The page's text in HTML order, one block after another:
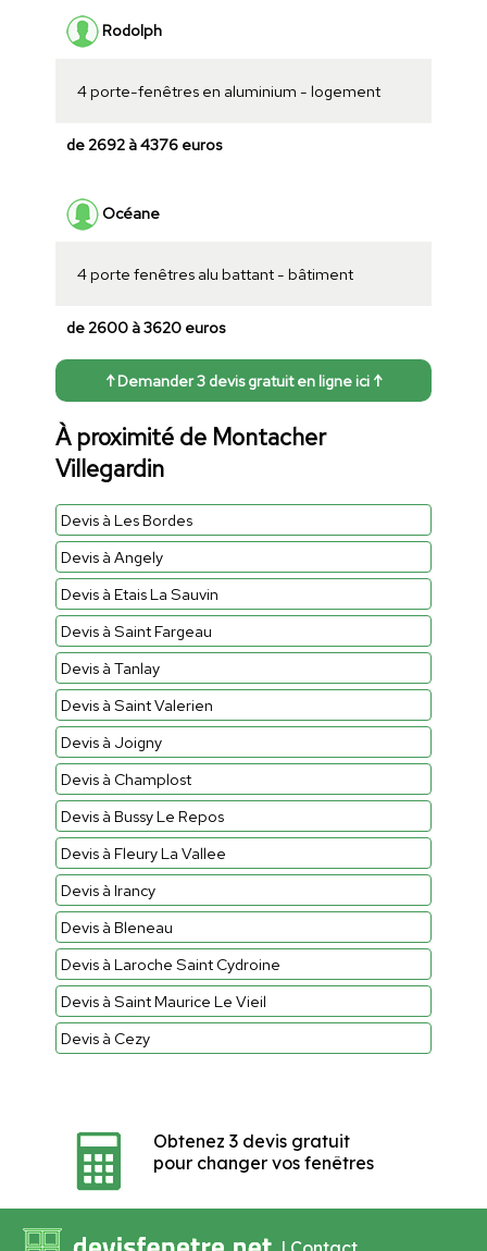
Rodolph
4 porte-fenêtres en aluminium - logement
de 2692 à 4376 euros
Océane
4 porte fenêtres alu battant - bâtiment
de 2600 à 3620 euros
↑ Demander 3 devis gratuit en ligne ici ↑
À proximité de Montacher
Villegardin
Devis à Les Bordes
Devis à Angely
Devis à Etais La Sauvin
Devis à Saint Fargeau
Devis à Tanlay
Devis à Saint Valerien
Devis à Joigny
Devis à Champlost
Devis à Bussy Le Repos
Devis à Fleury La Vallee
Devis à Irancy
Devis à Bleneau
Devis à Laroche Saint Cydroine
Devis à Saint Maurice Le Vieil
Devis à Cezy
Obtenez 3 devis gratuit
pour changer vos fenêtres